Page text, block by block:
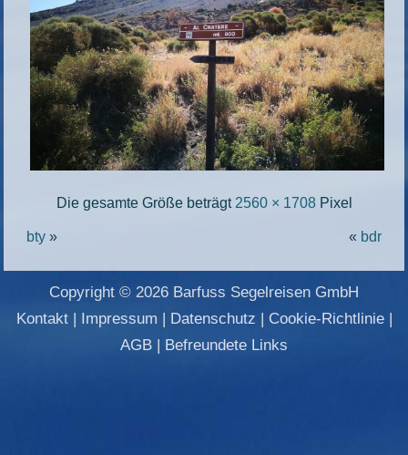
Die gesamte Größe beträgt 2560 × 1708Pixel
bty » « bdr
Copyright © 2026 Barfuss Segelreisen GmbH
Kontakt| Impressum | Datenschutz | Cookie-Richtlinie|
AGB | Befreundete Links